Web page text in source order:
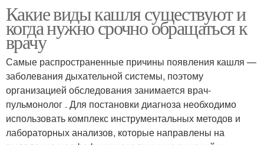
Какие виды кашля существуют и
когда нужно срочно обращаться к
врачу
Самые распространенные причины появления кашля —
заболевания дыхательной системы, поэтому
организацией обследования занимается врач-
пульмонолог . Для постановки диагноза необходимо
использовать комплекс инструментальных методов и
лабораторных анализов, которые направлены на